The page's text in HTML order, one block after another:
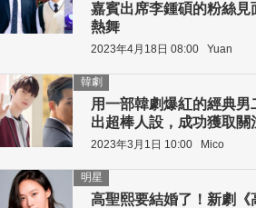
嘉賓出席李鍾碩的粉絲見
熱舞
2023年4月18日 08:00 Yuan
用一部韓劇爆紅的經典
出超棒人設，成功獲取關
韓劇
2023年3月1日 10:00 Mico
高聖熙要結婚了！新劇《
明星